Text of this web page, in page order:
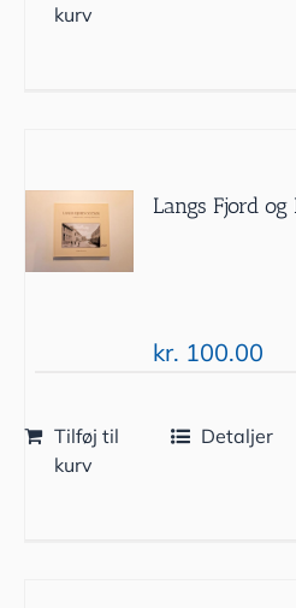
kurv
Langs Fjord og
kr. 100.00
Tilføj til
kurv
Detaljer